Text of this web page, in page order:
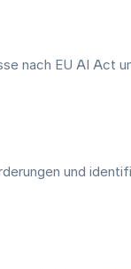
nach EU AI Act
und